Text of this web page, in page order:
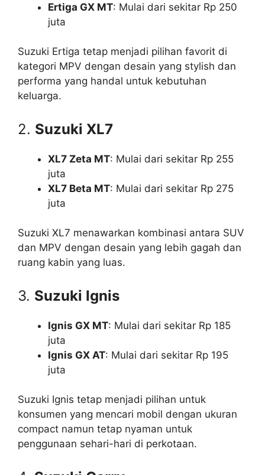
Ertiga GX MT: Mulai dari sekitar Rp 250
juta
Suzuki Ertiga tetap menjadi pilihan favorit di
kategori MPV dengan desain yang stylish dan
performa yang handal untuk kebutuhan
keluarga.
2. Suzuki XL7
XL7 Zeta MT: Mulai dari sekitar Rp 255
juta
XL7 Beta MT: Mulai dari sekitar Rp 275
juta
Suzuki XL7 menawarkan kombinasi antara SUV
dan MPV dengan desain yang lebih gagah dan
ruang kabin yang luas.
3. Suzuki Ignis
Ignis GX MT: Mulai dari sekitar Rp 185
juta
Ignis GX AT: Mulai dari sekitar Rp 195
juta
Suzuki Ignis tetap menjadi pilihan untuk
konsumen yang mencari mobil dengan ukuran
compact namun tetap nyaman untuk
penggunaan sehari-hari di perkotaan.